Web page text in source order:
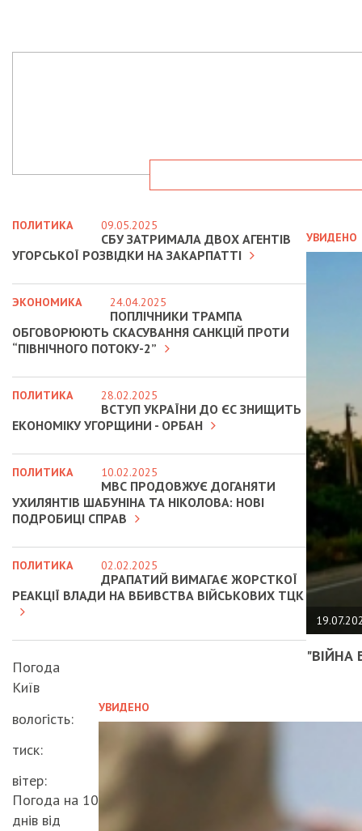
УВИДЕНО
"ВІЙНА
УВИДЕНО
ПОЛИТИКА 09.05.2025
СБУ ЗАТРИМАЛА ДВОХ АГЕНТІВ
УГОРСЬКОЇ РОЗВІДКИ НА ЗАКАРПАТТІ
ЭКОНОМИКА 24.04.2025
ПОПЛІЧНИКИ ТРАМПА
ОБГОВОРЮЮТЬ СКАСУВАННЯ САНКЦІЙ ПРОТИ
“ПІВНІЧНОГО ПОТОКУ-2”
ПОЛИТИКА 28.02.2025
ВСТУП УКРАЇНИ ДО ЄС ЗНИЩИТЬ
ЕКОНОМІКУ УГОРЩИНИ - ОРБАН
ПОЛИТИКА 10.02.2025
МВС ПРОДОВЖУЄ ДОГАНЯТИ
УХИЛЯНТІВ ШАБУНІНА ТА НІКОЛОВА: НОВІ
ПОДРОБИЦІ СПРАВ
ПОЛИТИКА 02.02.2025
ДРАПАТИЙ ВИМАГАЄ ЖОРСТКОЇ
РЕАКЦІЇ ВЛАДИ НА ВБИВСТВА ВІЙСЬКОВИХ ТЦК
Погода
Київ
вологість:
тиск:
вітер:
Погода на 10
днів від